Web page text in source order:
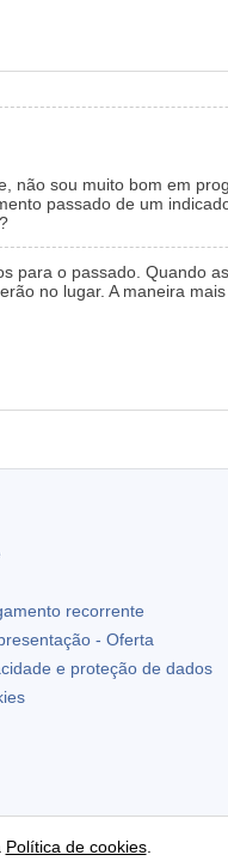
não sou muito bom em
passado de um
para o passado. Quando
no lugar. A maneira
recorrente
- Oferta
e proteção de dados
Política de cookies.